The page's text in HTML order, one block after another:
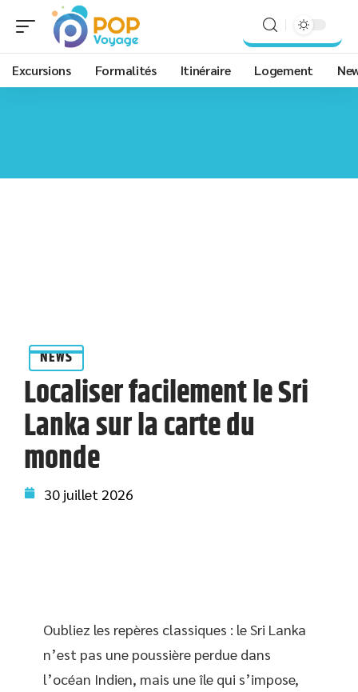
Excursions Formalités Itinéraire Logement
NEWS
Localiser facilement le Sri
Lanka sur la carte du
monde
30 juillet 2026
Oubliez les repères classiques : le Sri Lanka
n’est pas une poussière perdue dans
l’océan Indien, mais une île qui s’impose,